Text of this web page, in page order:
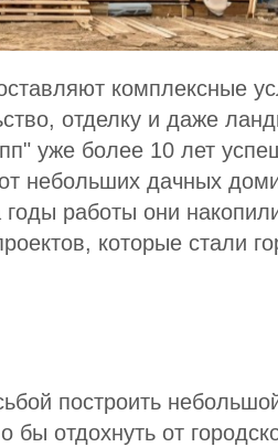
комплексные
отделку и даже
уже более 10 лет
небольших дачных
работы они
которые стали
построить
отдохнуть от